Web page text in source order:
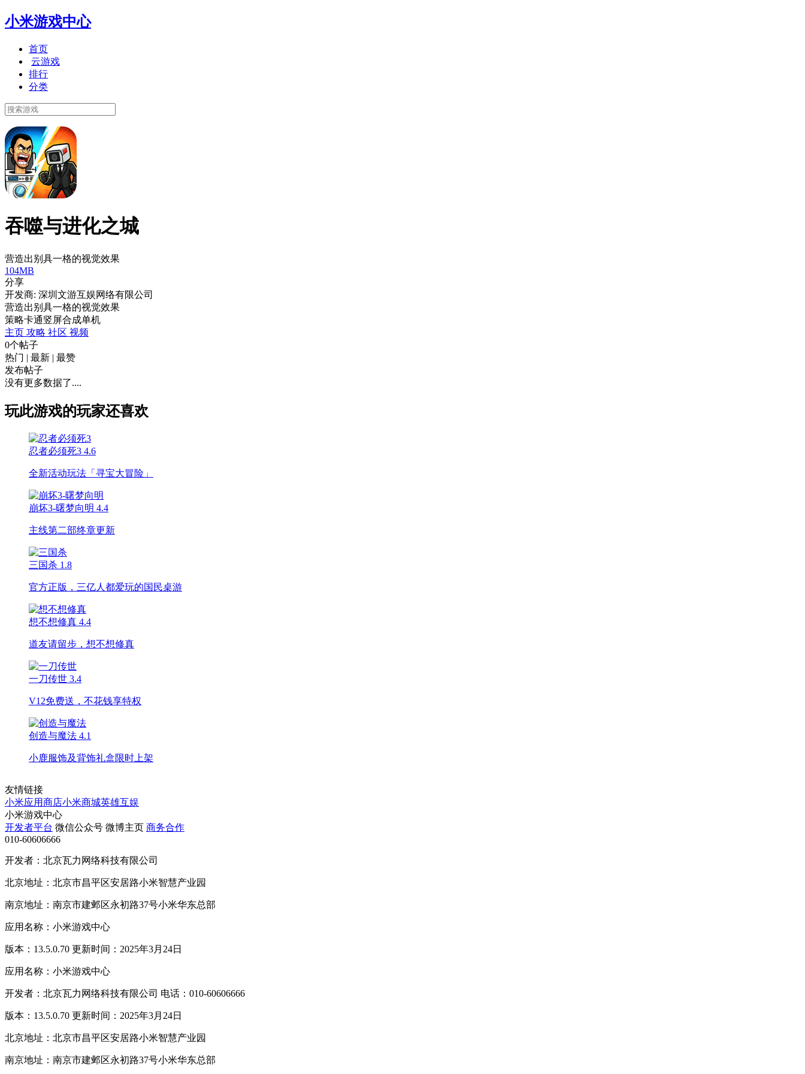
小米游戏中心
首页
云游戏
排行
分类
吞噬与进化之城
营造出别具一格的视觉效果
104MB
分享
开发商: 深圳文游互娱网络有限公司
营造出别具一格的视觉效果
策略卡通竖屏合成单机
主页 攻略 社区 视频
0个帖子
热门 | 最新 | 最赞
发布帖子
没有更多数据了....
玩此游戏的玩家还喜欢
忍者必须死3 4.6
全新活动玩法「寻宝大冒险」
崩坏3-曙梦向明 4.4
主线第二部终章更新
三国杀 1.8
官方正版，三亿人都爱玩的国民桌游
想不想修真 4.4
道友请留步，想不想修真
一刀传世 3.4
V12免费送，不花钱享特权
创造与魔法 4.1
小鹿服饰及背饰礼盒限时上架
友情链接
小米应用商店小米商城英雄互娱
小米游戏中心
开发者平台 微信公众号 微博主页 商务合作
010-60606666
开发者：北京瓦力网络科技有限公司
北京地址：北京市昌平区安居路小米智慧产业园
南京地址：南京市建邺区永初路37号小米华东总部
应用名称：小米游戏中心
版本：13.5.0.70 更新时间：2025年3月24日
应用名称：小米游戏中心
开发者：北京瓦力网络科技有限公司 电话：010-60606666
版本：13.5.0.70 更新时间：2025年3月24日
北京地址：北京市昌平区安居路小米智慧产业园
南京地址：南京市建邺区永初路37号小米华东总部